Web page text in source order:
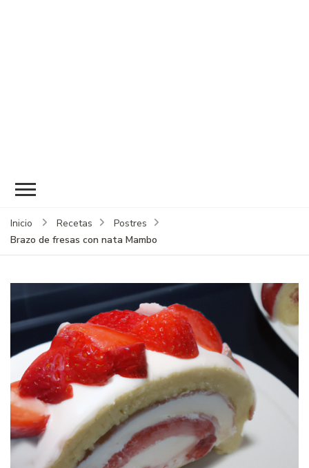
Inicio Recetas
Postres
Brazo de fresas con nata Mambo